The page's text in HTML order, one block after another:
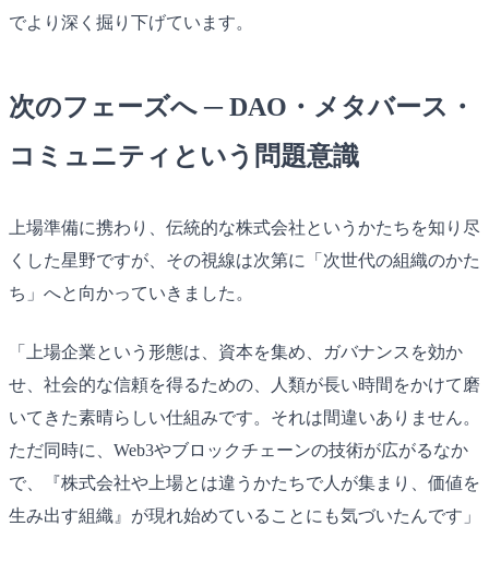
でより深く掘り下げています。
次のフェーズへ ─ DAO・メタバース・
コミュニティという問題意識
上場準備に携わり、伝統的な株式会社というかたちを知り尽
くした星野ですが、その視線は次第に「次世代の組織のかた
ち」へと向かっていきました。
「上場企業という形態は、資本を集め、ガバナンスを効か
せ、社会的な信頼を得るための、人類が長い時間をかけて磨
いてきた素晴らしい仕組みです。それは間違いありません。
ただ同時に、Web3やブロックチェーンの技術が広がるなか
で、『株式会社や上場とは違うかたちで人が集まり、価値を
生み出す組織』が現れ始めていることにも気づいたんです」